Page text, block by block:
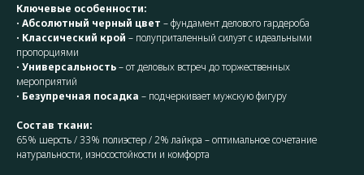
Ключевые особенности:
• Абсолютный черный цвет – фундамент делового гардероба
• Классический крой – полуприталенный силуэт с идеальными
пропорциями
• Универсальность– от деловых встреч до торжественных
мероприятий
• Безупречная посадка – подчеркивает мужскую фигуру
Состав ткани:
65% шерсть / 33% полиэстер / 2% лайкра – оптимальное сочетание
натуральности, износостойкости и комфорта